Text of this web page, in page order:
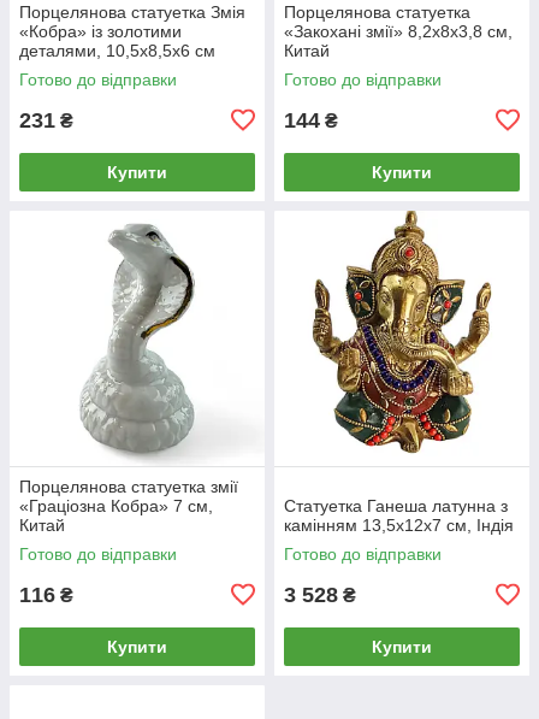
Порцелянова статуетка Змія
«Кобра» із золотими
деталями, 10,5х8,5х6 см
Готово до відправки
231 ₴
Купити
Порцелянова статуетка
«Закохані змії» 8,2х8х3,8 см,
Китай
Готово до відправки
144 ₴
Купити
Порцелянова статуетка змії
«Граціозна Кобра» 7 см,
Китай
Готово до відправки
116 ₴
Купити
Статуетка Ганеша латунна з
камінням 13,5х12х7 см, Індія
Готово до відправки
3 528 ₴
Купити